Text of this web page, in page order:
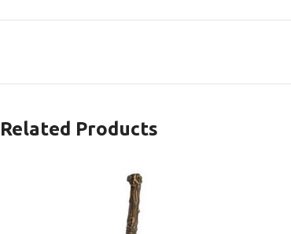
Related Products